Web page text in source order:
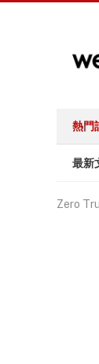
熱門
最新
Zero